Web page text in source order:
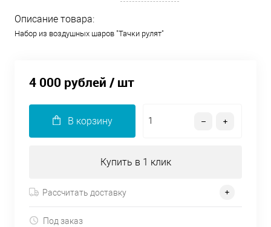
Описание товара:
Набор из воздушных шаров "Тачки рулят"
4 000 рублей / шт
В корзину
Купить в 1 клик
Рассчитать доставку
Под заказ